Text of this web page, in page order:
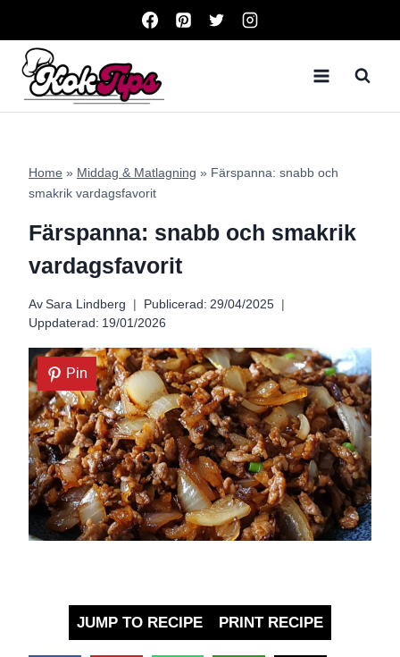
content
Home » Middag & Matlagning » Färspanna: snabb och
smakrik vardagsfavorit
Färspanna: snabb och smakrik
vardagsfavorit
Av Sara Lindberg Publicerad: 29/04/2025
Uppdaterad: 19/01/2026
Pin
JUMP TO RECIPE PRINT RECIPE